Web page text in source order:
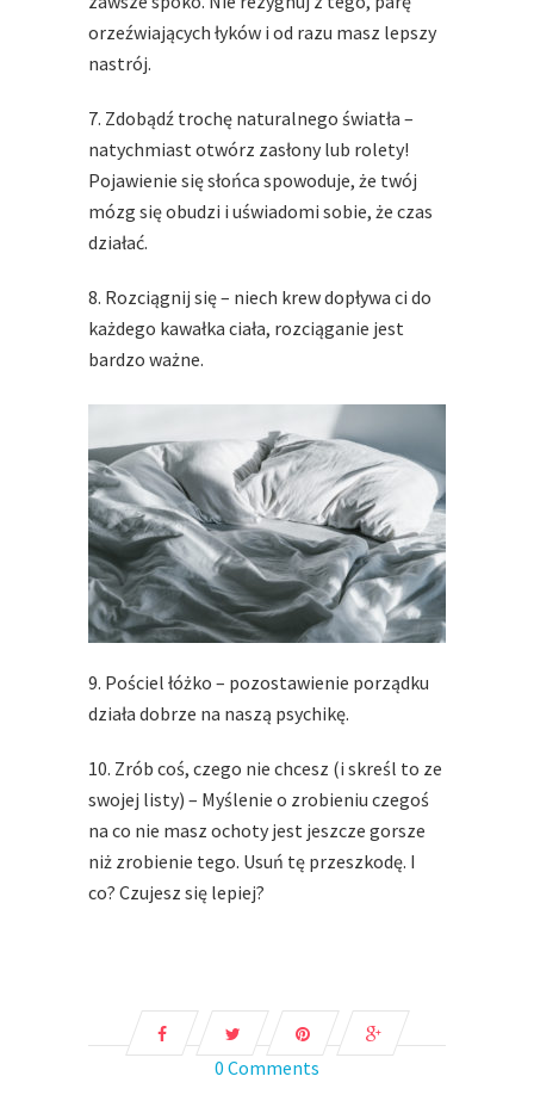
orzeźwiających łyków i od razu masz lepszy
nastrój.
7. Zdobądź trochę naturalnego światła –
natychmiast otwórz zasłony lub rolety!
Pojawienie się słońca spowoduje, że twój
mózg się obudzi i uświadomi sobie, że czas
działać.
8. Rozciągnij się – niech krew dopływa ci do
każdego kawałka ciała, rozciąganie jest
bardzo ważne.
9. Pościel łóżko – pozostawienie porządku
działa dobrze na naszą psychikę.
10. Zrób coś, czego nie chcesz (i skreśl to ze
swojej listy) – Myślenie o zrobieniu czegoś
na co nie masz ochoty jest jeszcze gorsze
niż zrobienie tego. Usuń tę przeszkodę. I
co? Czujesz się lepiej?
0 Comments